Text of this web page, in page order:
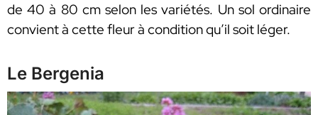
de 40 à 80 cm selon les variétés. Un sol ordinaire
convient à cette fleur à condition qu’il soit léger.
Le Bergenia